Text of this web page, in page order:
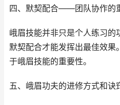
四、默契配合——团队协作的
峨眉技能并非只是个人练习
默契配合才能发挥出最佳效
于峨眉技能的重要性。
五、峨眉功夫的进修方式和诀